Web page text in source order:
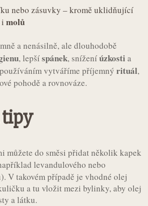
nebo zásuvky – kromě uklidňující
i molů
a nenásilně, ale dlouhodobě
, lepšíspánek, sníženíúzkosti a
vytváříme příjemný rituál,
pohodě a rovnováze.
tipy
můžete do směsi přidat několik kapek
levandulového nebo
V takovém případě je vhodné olej
a tu vložit mezi bylinky, aby olej
a látku.